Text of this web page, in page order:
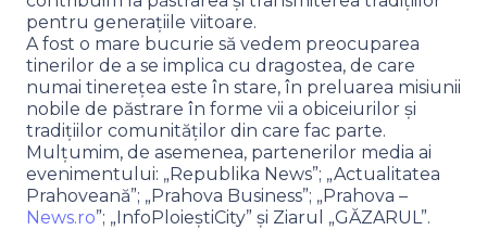
pentru generațiile viitoare.
A fost o mare bucurie să vedem preocuparea
tinerilor de a se implica cu dragostea, de care
numai tinereţea este în stare, în preluarea misiunii
nobile de păstrare în forme vii a obiceiurilor şi
tradiţiilor comunităţilor din care fac parte.
Mulțumim, de asemenea, partenerilor media ai
evenimentului: „Republika News”; „Actualitatea
Prahoveană”; „Prahova Business”; „Prahova –
News.ro”; „InfoPloieștiCity” și Ziarul „GĂZARUL”.